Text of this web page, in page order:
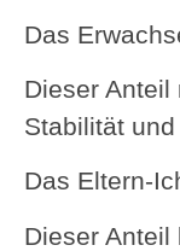
Das
Dieser Anteil
Stabilität
Das Eltern-
Dieser